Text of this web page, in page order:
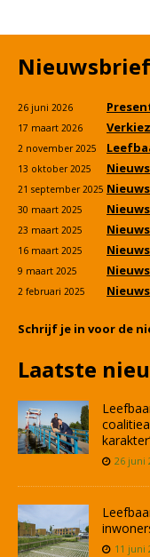
Nieuwsbrief
26 juni 2026
17 maart 2026
2 november 2025
13 oktober 2025
21 september 2025
30 maart 2025
23 maart 2025
16 maart 2025
9 maart 2025
2 februari 2025
Schrijf je in voor de
Laatste
karakter’
26 juni
11 juni